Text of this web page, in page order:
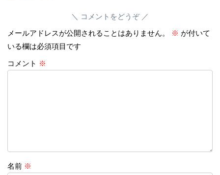
コメントをどうぞ
メールアドレスが公開されることはありません。 ※ が付いて
いる欄は必須項目です
コメント ※
名前 ※